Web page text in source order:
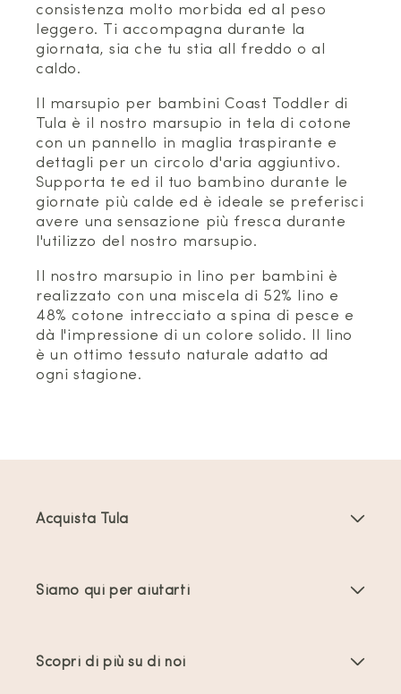
consistenza molto morbida ed al peso
leggero. Ti accompagna durante la
giornata, sia che tu stia all freddo o al
caldo.
Il marsupio per bambini Coast Toddler di
Tula è il nostro marsupio in tela di cotone
con un pannello in maglia traspirante e
dettagli per un circolo d'aria aggiuntivo.
Supporta te ed il tuo bambino durante le
giornate più calde ed è ideale se preferisci
avere una sensazione più fresca durante
l'utilizzo del nostro marsupio.
Il nostro marsupio in lino per bambini è
realizzato con una miscela di 52% lino e
48% cotone intrecciato a spina di pesce e
dà l'impressione di un colore solido. Il lino
è un ottimo tessuto naturale adatto ad
ogni stagione.
Acquista Tula
Siamo qui per aiutarti
Scopri di più su di noi